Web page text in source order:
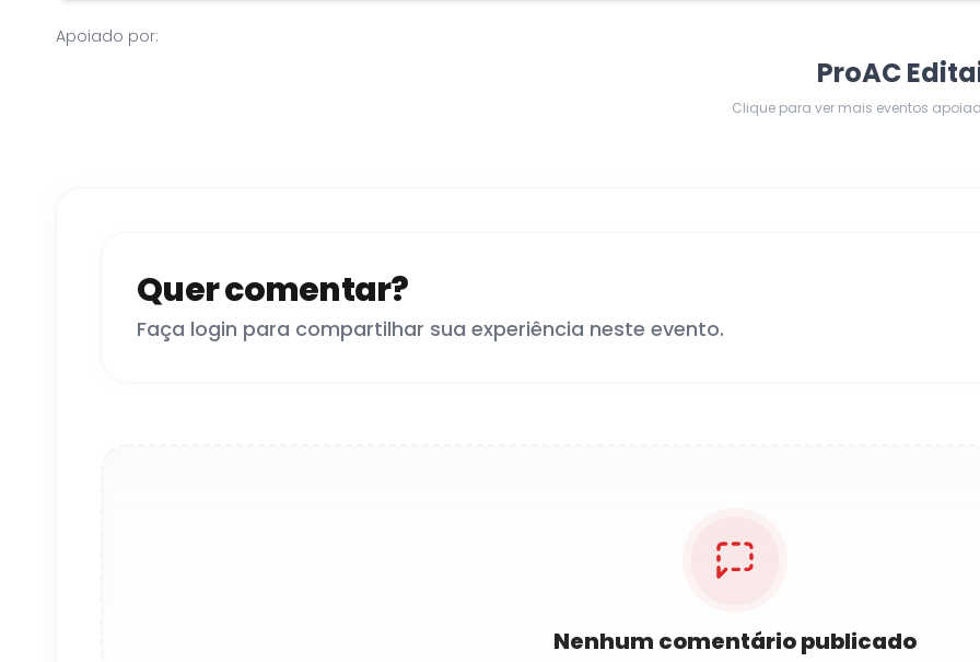
Apoiado por:
ProAC
Clique para ver mais eventos
Quer comentar?
Faça login para compartilhar sua experiência neste evento.
Nenhum comentário publicado